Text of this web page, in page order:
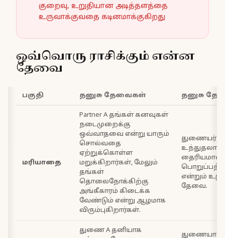
குறைவு, உறுதியான அடித்தளத்தை
உருவாக்குவதை கடினமாக்குகிறது
ஒவ்வொரு ராசிக்கும் என்ன
தேவை
பகுதி தனுசு தேவைகள் தனுசு
மரியாதை
Partner A தங்கள் கனவுகள்
நடைமுறைக்கு
ஒவ்வாதவை என்று யாரும்
சொல்வதை
ஏற்றுக்கொள்ள
மறுக்கிறார்கள், மேலும்
தங்கள்
தொலைநோக்கிற்கு
அங்கீகாரம் கிடைக்க
வேண்டும் என்று ஆழமாக
விரும்புகிறார்கள்.
துணையர் B
உந்துதலான
என்றும்
தேவை.
துணை A தனியாக
துணையான